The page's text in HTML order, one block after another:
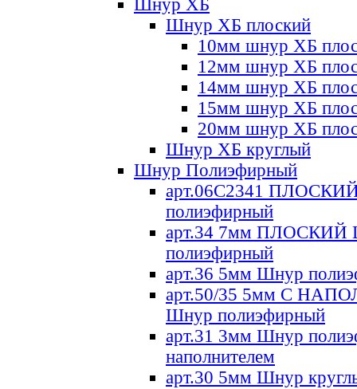
Шнур ХБ
Шнур ХБ плоский
10мм шнур ХБ
12мм шнур ХБ
14мм шнур ХБ
15мм шнур ХБ
20мм шнур ХБ
Шнур ХБ круглый
Шнур Полиэфирный
арт.06С2341
полиэфирный
арт.34 7мм ПЛОСКИЙ
полиэфирный
арт.36 5мм Шнур
арт.50/35 5мм С
Шнур полиэфирный
арт.31 3мм Шнур
наполнителем
арт.30 5мм Шнур